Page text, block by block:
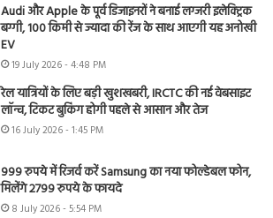
Audi और Apple के पूर्व डिजाइनरों ने बनाई लग्जरी इलेक्ट्रिक
बग्गी, 100 किमी से ज्यादा की रेंज के साथ आएगी यह अनोखी
EV
19 July 2026 - 4:48 PM
रेल यात्रियों के लिए बड़ी खुशखबरी, IRCTC की नई वेबसाइट
लॉन्च, टिकट बुकिंग होगी पहले से आसान और तेज
16 July 2026 - 1:45 PM
999 रुपये में रिजर्व करें Samsung का नया फोल्डेबल फोन,
मिलेंगे 2799 रुपये के फायदे
8 July 2026 - 5:54 PM